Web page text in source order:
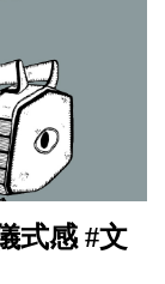
式感 #文